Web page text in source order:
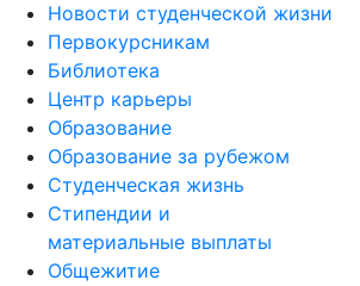
Новости студенческой жизни
Первокурсникам
Библиотека
Центр карьеры
Образование
Образование за рубежом
Студенческая жизнь
Стипендии и
материальные выплаты
Общежитие